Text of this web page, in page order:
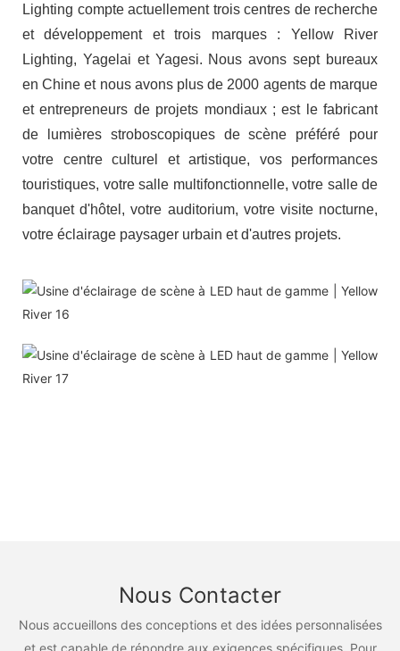
Lighting compte actuellement trois centres de recherche
et développement et trois marques : Yellow River
Lighting, Yagelai et Yagesi. Nous avons sept bureaux
en Chine et nous avons plus de 2000 agents de marque
et entrepreneurs de projets mondiaux ; est le fabricant
de lumières stroboscopiques de scène préféré pour
votre centre culturel et artistique, vos performances
touristiques, votre salle multifonctionnelle, votre salle de
banquet d'hôtel, votre auditorium, votre visite nocturne,
votre éclairage paysager urbain et d'autres projets.
Nous Contacter
Nous accueillons des conceptions et des idées personnalisées
et est capable de répondre aux exigences spécifiques. Pour